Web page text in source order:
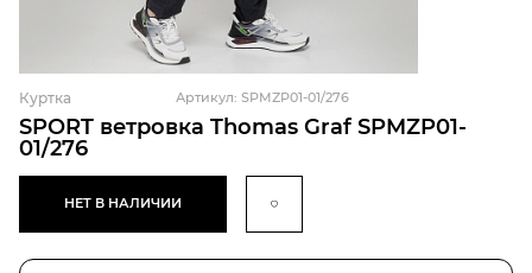
SPORT ветровка Thomas Graf SPMZP01-
01/276
Куртка Артикул: SPMZP01-01/276
НЕТ В НАЛИЧИИ